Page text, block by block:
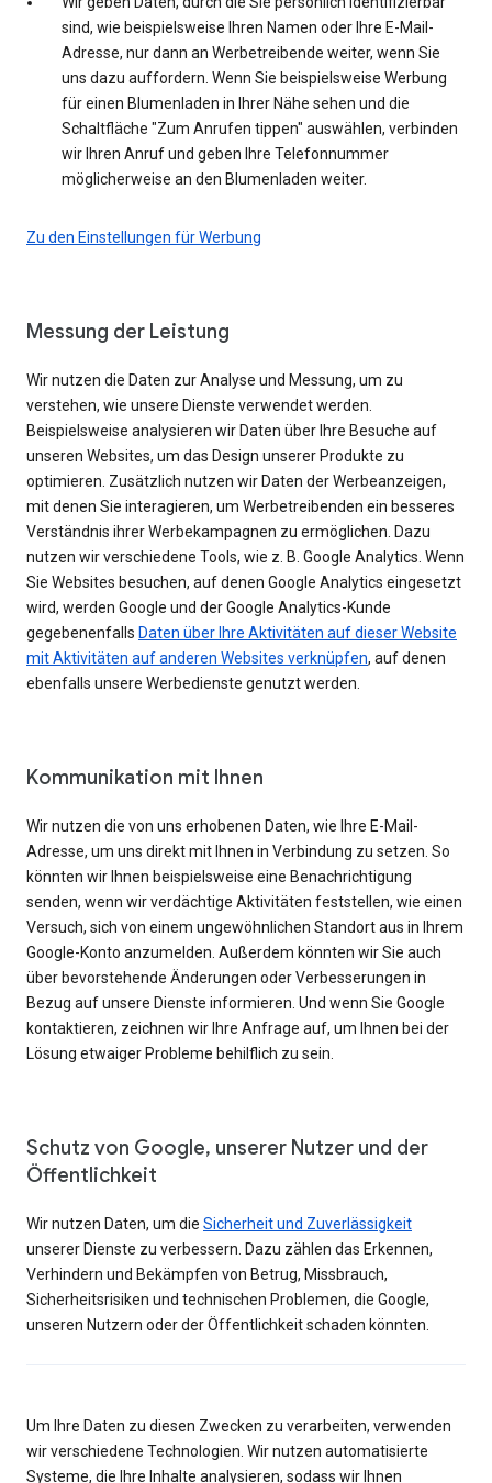
sind, wie beispielsweise Ihren Namen oder Ihre E-Mail-
Adresse, nur dann an Werbetreibende weiter, wenn Sie
uns dazu auffordern. Wenn Sie beispielsweise Werbung
für einen Blumenladen in Ihrer Nähe sehen und die
Schaltfläche "Zum Anrufen tippen" auswählen, verbinden
wir Ihren Anruf und geben Ihre Telefonnummer
möglicherweise an den Blumenladen weiter.
Zu den Einstellungen für Werbung
Messung der Leistung
Wir nutzen die Daten zur Analyse und Messung, um zu
verstehen, wie unsere Dienste verwendet werden.
Beispielsweise analysieren wir Daten über Ihre Besuche auf
unseren Websites, um das Design unserer Produkte zu
optimieren. Zusätzlich nutzen wir Daten der Werbeanzeigen,
mit denen Sie interagieren, um Werbetreibenden ein besseres
Verständnis ihrer Werbekampagnen zu ermöglichen. Dazu
nutzen wir verschiedene Tools, wie z. B. Google Analytics. Wenn
Sie Websites besuchen, auf denen Google Analytics eingesetzt
wird, werden Google und der Google Analytics-Kunde
gegebenenfalls Daten über Ihre Aktivitäten auf dieser Website
mit Aktivitäten auf anderen Websites verknüpfen, auf denen
ebenfalls unsere Werbedienste genutzt werden.
Kommunikation mit Ihnen
Wir nutzen die von uns erhobenen Daten, wie Ihre E-Mail-
Adresse, um uns direkt mit Ihnen in Verbindung zu setzen. So
könnten wir Ihnen beispielsweise eine Benachrichtigung
senden, wenn wir verdächtige Aktivitäten feststellen, wie einen
Versuch, sich von einem ungewöhnlichen Standort aus in Ihrem
Google-Konto anzumelden. Außerdem könnten wir Sie auch
über bevorstehende Änderungen oder Verbesserungen in
Bezug auf unsere Dienste informieren. Und wenn Sie Google
kontaktieren, zeichnen wir Ihre Anfrage auf, um Ihnen bei der
Lösung etwaiger Probleme behilflich zu sein.
Schutz von Google, unserer Nutzer und der
Öffentlichkeit
Wir nutzen Daten, um die Sicherheit und Zuverlässigkeit
unserer Dienste zu verbessern. Dazu zählen das Erkennen,
Verhindern und Bekämpfen von Betrug, Missbrauch,
Sicherheitsrisiken und technischen Problemen, die Google,
unseren Nutzern oder der Öffentlichkeit schaden könnten.
Um Ihre Daten zu diesen Zwecken zu verarbeiten, verwenden
wir verschiedene Technologien. Wir nutzen automatisierte
Systeme, die Ihre Inhalte analysieren, sodass wir Ihnen